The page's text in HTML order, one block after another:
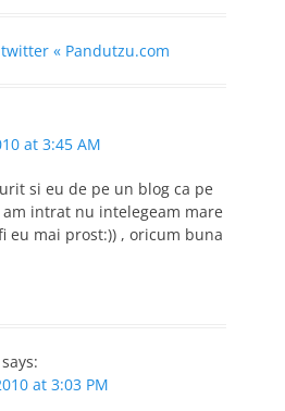
« Pandutzu.com
at 3:45 AM
si eu de pe un blog ca pe
intrat nu intelegeam mare
eu mai prost:)) , oricum buna
says:
at 3:03 PM